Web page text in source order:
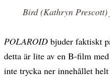
Bird (Kathryn
POLAROID bjuder faktiskt
detta är lite av en B-film
inte trycka ner innehållet